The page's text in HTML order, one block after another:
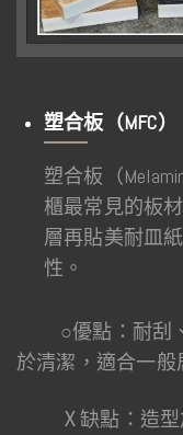
塑合板（MFC）
塑合板（
櫃最常見的板
層再貼美耐皿
性。
○優點：耐刮
於清潔，適合一般
Ⅹ缺點：造